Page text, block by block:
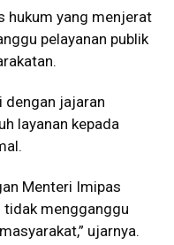
hukum yang menjerat
pelayanan publik
dengan jajaran
layanan kepada
Menteri Imipas
mengganggu
ujarnya.